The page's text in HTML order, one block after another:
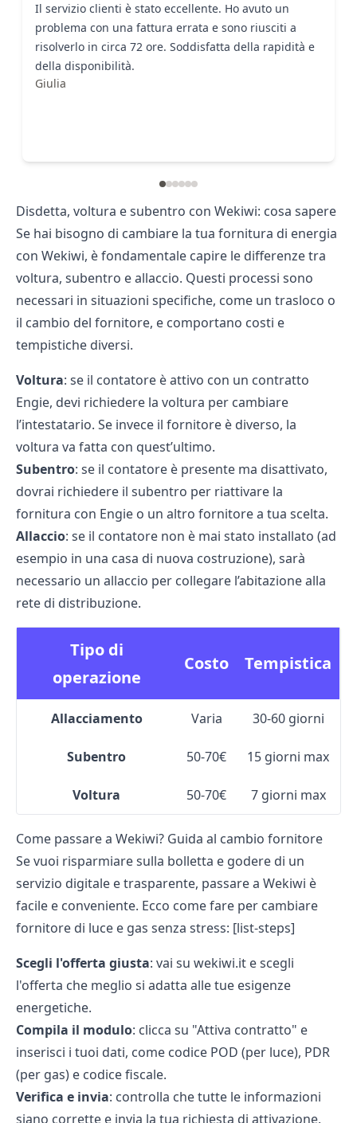
Il servizio clienti è stato eccellente. Ho avuto un
problema con una fattura errata e sono riusciti a
risolverlo in circa 72 ore. Soddisfatta della rapidità e
della disponibilità.
Giulia
Disdetta, voltura e subentro con Wekiwi: cosa sapere
Se hai bisogno di cambiare la tua fornitura di energia
con Wekiwi, è fondamentale capire le differenze tra
voltura, subentro eallaccio. Questi processi sono
necessari in situazioni specifiche, come un trasloco o
il cambio del fornitore, e comportano costi e
tempistiche diversi.
Voltura: se il contatore è attivo con un contratto
Engie, devi richiedere la voltura per cambiare
l’intestatario. Se invece il fornitore è diverso, la
voltura va fatta con quest’ultimo.
Subentro: se il contatore è presente ma disattivato,
dovrai richiedere il subentro per riattivare la
fornitura con Engie o un altro fornitore a tua scelta.
Allaccio: se il contatore non è mai stato installato (ad
esempio in una casa di nuova costruzione), sarà
necessario un allaccio per collegare l’abitazione alla
rete di distribuzione.
Tipo di
operazione
Costo Tempistica
Allacciamento Varia 30-60 giorni
Subentro 50-70€ 15 giorni max
Voltura 50-70€ 7 giorni max
Come passare a Wekiwi? Guida al cambio fornitore
Se vuoi risparmiare sulla bolletta e godere di un
servizio digitale e trasparente, passare a Wekiwi è
facile e conveniente. Ecco come fare per cambiare
fornitore di luce e gas senza stress: [list-steps]
Scegli l'offerta giusta: vai su wekiwi.it e scegli
l'offerta che meglio si adatta alle tue esigenze
energetiche.
Compila il modulo: clicca su "Attiva contratto" e
inserisci i tuoi dati, come codice POD (per luce), PDR
(per gas) e codice fiscale.
Verifica e invia: controlla che tutte le informazioni
siano corrette e invia la tua richiesta di attivazione.